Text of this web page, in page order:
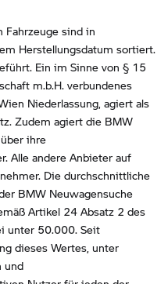
Fahrzeuge sind in
Herstellungsdatum sortiert.
Ein im Sinne von § 15
m.b.H. verbundenes
Niederlassung, agiert als
Zudem agiert die BMW
ihre
Alle andere Anbieter auf
Die durchschnittliche
BMW Neuwagensuche
Artikel 24 Absatz 2 des
unter 50.000. Seit
dieses Wertes, unter
und